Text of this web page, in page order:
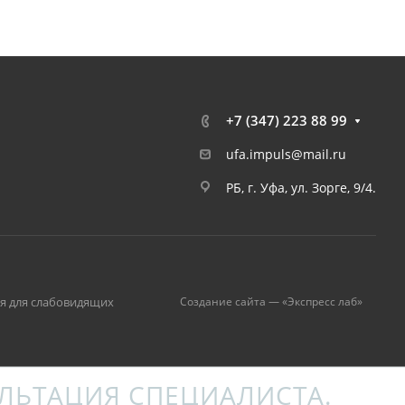
+7 (347) 223 88 99
ufa.impuls@mail.ru
РБ, г. Уфа, ул. Зорге, 9/4.
для слабовидящих Создание сайта — «Экспресс лаб»
СПЕЦИАЛИСТА.